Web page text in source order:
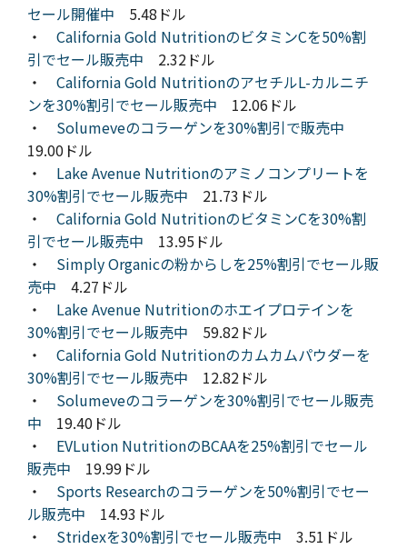
セール開催中 5.48ドル
・ California Gold NutritionのビタミンCを50%割
引でセール販売中 2.32ドル
・ California Gold NutritionのアセチルL-カルニチ
ンを30%割引でセール販売中 12.06ドル
・ Solumeveのコラーゲンを30%割引で販売中
19.00ドル
・ Lake Avenue Nutritionのアミノコンプリートを
30%割引でセール販売中 21.73ドル
・ California Gold NutritionのビタミンCを30%割
引でセール販売中 13.95ドル
・ Simply Organicの粉からしを25%割引でセール販
売中 4.27ドル
・ Lake Avenue Nutritionのホエイプロテインを
30%割引でセール販売中 59.82ドル
・ California Gold Nutritionのカムカムパウダーを
30%割引でセール販売中 12.82ドル
・ Solumeveのコラーゲンを30%割引でセール販売
中 19.40ドル
・ EVLution NutritionのBCAAを25%割引でセール
販売中 19.99ドル
・ Sports Researchのコラーゲンを50%割引でセー
ル販売中 14.93ドル
・ Stridexを30%割引でセール販売中 3.51ドル